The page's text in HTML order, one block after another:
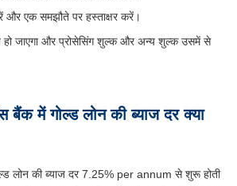
और एक समझौते पर हस्ताक्षर करें।
हो जाएगा और प्रोसेसिंग शुल्क और अन्य शुल्क उसमें से
बैंक में गोल्ड लोन की ब्याज दर क्या
लोन की ब्याज दर 7.25% per annum से शुरू होती